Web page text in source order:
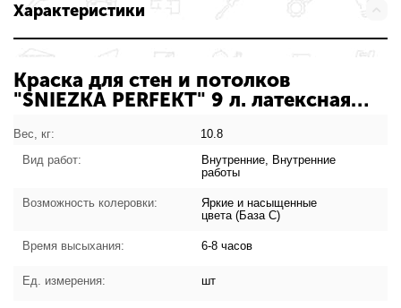
Характеристики
Краска для стен и потолков
"SNIEZKA PERFEKT" 9 л. латексная
характеристики товара
Вес, кг:
10.8
Вид работ:
Внутренние, Внутренние
работы
Возможность колеровки:
Яркие и насыщенные
цвета (База С)
Время высыхания: 6-8 часов
Ед. измерения: шт